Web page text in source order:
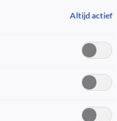
Altijd actief